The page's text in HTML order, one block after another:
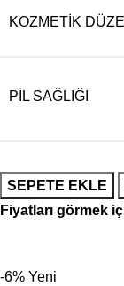
KOZMETIK
PIL SAĞLIĞI
SEPETE EKLE
Fiyatları görmek
-6% Yeni